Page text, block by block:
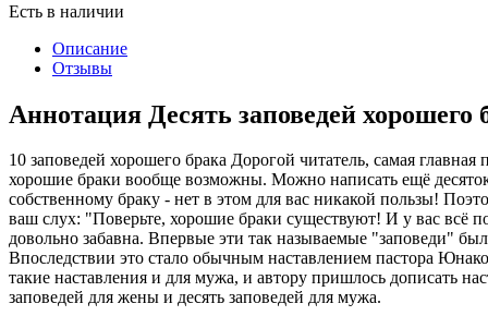
Есть в наличии
Описание
Отзывы
Аннотация Десять заповедей хорошего
10 заповедей хорошего брака Дорогой читатель, самая
хорошие браки вообще возможны. Можно написать ещё
собственному браку - нет в этом для вас никакой пользы!
ваш слух: "Поверьте, хорошие браки существуют! И у вас всё
довольно забавна. Впервые эти так называемые "заповеди"
Впоследствии это стало обычным наставлением пастора
такие наставления и для мужа, и автору пришлось дописать
заповедей для жены и десять заповедей для мужа.